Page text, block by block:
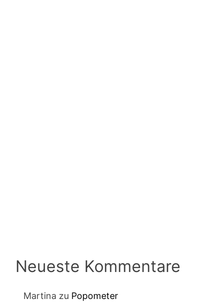
Neueste Kommentare
Martina zu Popometer